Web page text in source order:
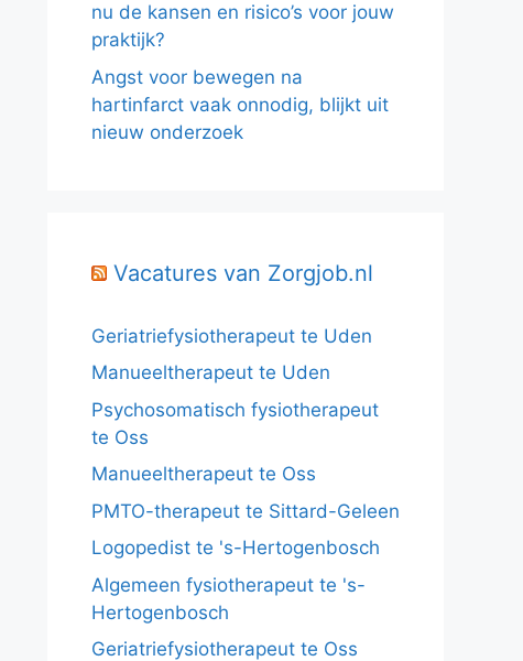
nu de kansen en risico’s voor jouw
praktijk?
Angst voor bewegen na
hartinfarct vaak onnodig, blijkt uit
nieuw onderzoek
Vacatures van Zorgjob.nl
Geriatriefysiotherapeut te Uden
Manueeltherapeut te Uden
Psychosomatisch fysiotherapeut
te Oss
Manueeltherapeut te Oss
PMTO-therapeut te Sittard-Geleen
Logopedist te 's-Hertogenbosch
Algemeen fysiotherapeut te 's-
Hertogenbosch
Geriatriefysiotherapeut te Oss